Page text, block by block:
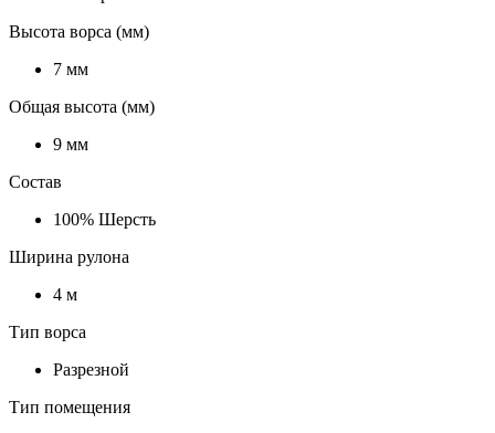
Высота ворса (мм)
7 мм
Общая высота (мм)
9 мм
Состав
100% Шерсть
Ширина рулона
4 м
Тип ворса
Разрезной
Тип помещения